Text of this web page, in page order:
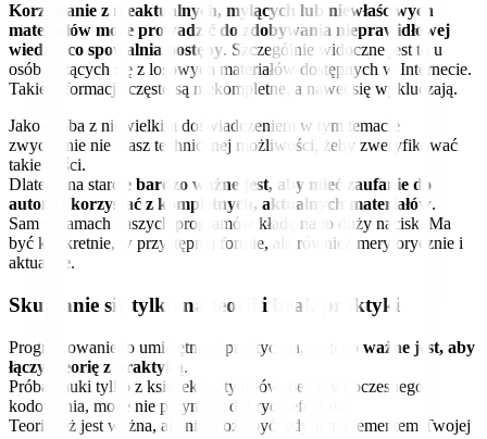
Korzystanie z nieaktualnych, mylących lub niewłaściwych
materiałów może prowadzić do zdobywania nieprawidłowej
wiedzy, co spowalnia postępy. Szczególnie widoczne jest to u
osób uczących się z losowych materiałów dostępnych w Internecie.
Takie informacje często są niekompletne, a nawet się wykluczają.
Jako osoba z niewielkim doświadczeniem w tym temacie
zwyczajnie nie masz technicznej możliwości, żeby zweryfikować
takie treści.
Dlatego na starcie bardzo ważne jest, aby mieć zaufanie do
autora i korzystać z kompletnych, aktualnych materiałów.
Sam w ramach naszych programów kładę na to duży nacisk. Ma
być konkretnie, w przystępnej formie, ale również merytorycznie i
aktualnie.
Skupianie się tylko na teorii i brak praktyki
Programowanie to umiejętność praktyczna, dlatego ważne jest, aby
łączyć teorię z praktyką.
Próba nauki tylko z książek i artykułów, bez równoczesnego
kodowania, może nie przynieść dobrych efektów.
Teoria też jest ważna, ale nie może być jedynym elementem Twojej